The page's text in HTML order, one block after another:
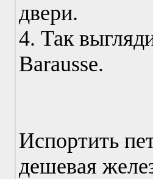
двери.
4. Так
Barausse.
Испортить
дешевая